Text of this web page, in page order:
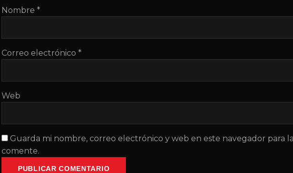
Nombre *
Correo electrónico *
Web
Guarda mi nombre, correo electrónico y web en este navegador para
comente.
PUBLICAR COMENTARIO